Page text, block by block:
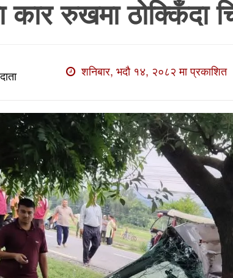
कार रुखमा ठोक्किँदा
शनिबार, भदौ १४, २०८२ मा प्रकाशित